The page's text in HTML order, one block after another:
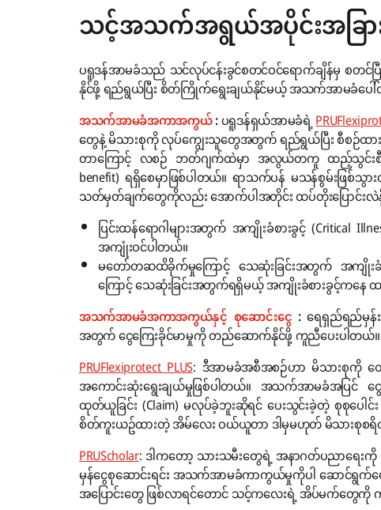
သင့်အသက်အရွယ်အပိုင်းအခြ
ပရူဒန်အာမခံသည် သင်လုပ်ငန်းခွင်စတင်ဝင်ရောက်ချိန်မှ စ
နိုင်ဖို့ ရည်ရွယ်ပြီး စိတ်ကြိုက်ရွေးချယ်နိုင်မယ့် အသက်အာမခံပေါ်
အသက်အာမခံအကာအကွယ်:ပရူဒန်ရှယ်အာမခံရဲ့
တွေနဲ့ မိသားစုကို လုပ်ကျွေးသူတွေအတွက် ရည်ရွယ်ပြီး စီစဉ်ထား
တာကြောင့် လစဉ် ဘတ်ဂျက်ထဲမှာ အလွယ်တကူ ထည့်သွင်းစီမံ
benefit) ရရှိစေမှာဖြစ်ပါတယ်။ ရာသက်ပန် မသန်စွမ်းဖြစ်
သတ်မှတ်ချက်တွေကိုလည်း အောက်ပါအတိုင်း ထပ်တိုးပြောင်းလဲ
ပြင်းထန်ရောဂါများအတွက် အကျိုးခံစားခွင့် (Critical
အကျုံးဝင်ပါတယ်။
မတော်တဆထိခိုက်မှုကြောင့် သေဆုံးခြင်းအတွက် အကျိုးခံ
ကြောင့် သေဆုံးခြင်းအတွက်ရရှိမယ့် အကျိုးခံစားခွင့်ကနေ
အသက်အာမခံအကာအကွယ်နှင့် စုဆောင်းငွေ :ရေရှည်ရည်မှန်
အတွက် ငွေကြေးခိုင်မာမှုကို တည်ဆောက်နိုင်ဖို့ ကူညီပေးပါတယ်။
PRUFlexiprotect PLUS: ဒီအာမခံအစီအစဉ်ဟာ မိသားစုကို ထ
အကောင်းဆုံးရွေးချယ်မှုဖြစ်ပါတယ်။ အသက်အာမခံအပြင် ငွ
ထုတ်ယူခြင်း (Claim) မလုပ်ခဲ့ဘူးဆိုရင် ပေးသွင်းခဲ့တဲ့ စုစုပေ
စိတ်ကူးယဥ်ထားတဲ့ အိမ်လေး ဝယ်ယူတာ ဒါမှမဟုတ် မိသားစု
PRUScholar: ဒါကတော့ သားသမီးတွေရဲ့ အနာဂတ်ပညာရေး
မှန်ငွေစုဆောင်းရင်း အသက်အာမခံကာကွယ်မှုကိုပါ ဆောင်ရွ
အပြောင်းတွေ ဖြစ်လာရင်တောင် သင့်ကလေးရဲ့ အိပ်မက်တွေ